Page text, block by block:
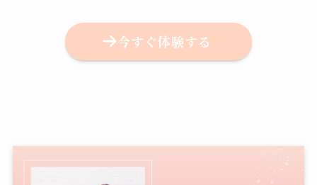
今すぐ体験する